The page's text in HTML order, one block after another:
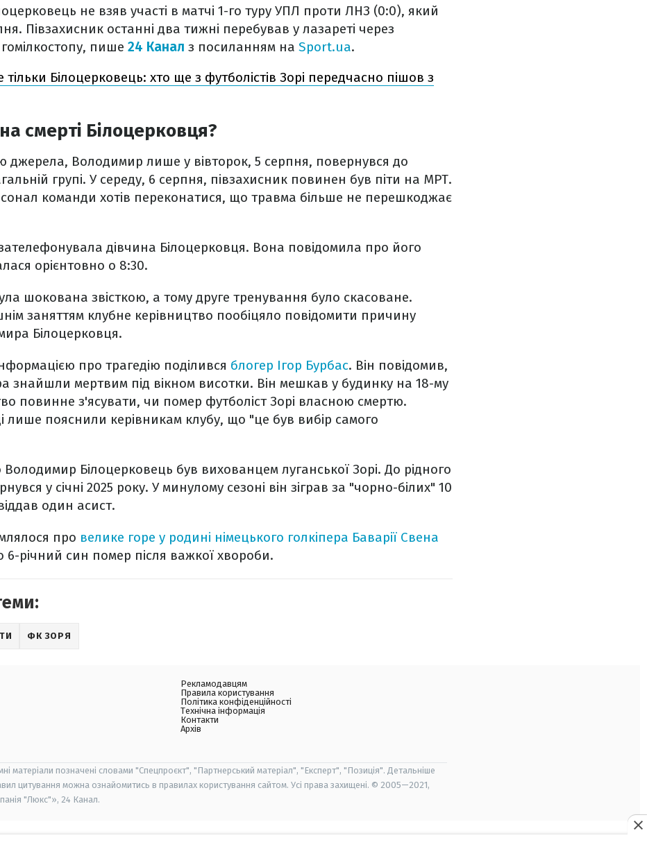
не взяв участі в матчі 1-го туру УПЛ проти ЛНЗ (0:0), який
Півзахисник останні два тижні перебував у лазареті через
пише 24 Канал з посиланням на Sport.ua.
тільки Білоцерковець: хто ще з футболістів Зорі передчасно пішов з
смерті Білоцерковця?
джерела, Володимир лише у вівторок, 5 серпня, повернувся до
групі. У середу, 6 серпня, півзахисник повинен був піти на МРТ.
команди хотів переконатися, що травма більше не перешкоджає
дівчина Білоцерковця. Вона повідомила про його
орієнтовно о 8:30.
шокована звісткою, а тому друге тренування було скасоване.
заняттям клубне керівництво пообіцяло повідомити причину
Білоцерковця.
про трагедію поділився блогер Ігор Бурбас. Він повідомив,
знайшли мертвим під вікном висотки. Він мешкав у будинку на 18-му
повинне з'ясувати, чи помер футболіст Зорі власною смертю.
лише пояснили керівникам клубу, що "це був вибір самого
Білоцерковець був вихованцем луганської Зорі. До рідного
у січні 2025 року. У минулому сезоні він зіграв за "чорно-білих" 10
один асист.
про велике горе у родині німецького голкіпера Баварії Свена
6-річний син помер після важкої хвороби.
ФК ЗОРЯ
Рекламодавцям
Правила користування
Політика конфіденційності
Технічна інформація
Контакти
Архів
матеріали позначені словами "Спецпроєкт", "Партнерський матеріал", "Експерт", "Позиція". Детальніше
цитування можна ознайомитись в правилах користування сайтом. Усі права захищені. © 2005—2021,
"Люкс"», 24 Канал.